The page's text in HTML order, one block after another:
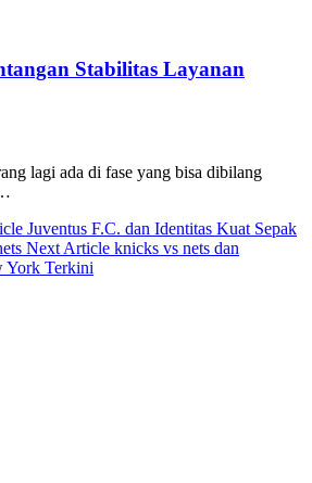
Stabilitas Layanan
lagi ada di fase yang bisa dibilang
Previous
Post:
Juventus F.C. dan Identitas Kuat Sepak
Next Article Next
knicks vs nets dan
York Terkini